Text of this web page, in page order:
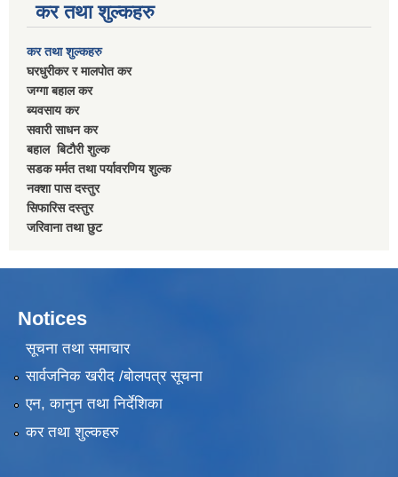
कर तथा शुल्कहरु
कर तथा शुल्कहरु
घरधुरीकर र मालपाेत कर
जग्गा बहाल कर
ब्यवसाय कर
सवारी साधन कर
बहाल बिटाैरी शुल्क
सडक मर्मत तथा पर्यावरणिय शुल्क
नक्शा पास दस्तुर
सिफारिस दस्तुर
जरिवाना तथा छुट
Notices
सूचना तथा समाचार
सार्वजनिक खरीद /बोलपत्र सूचना
एन, कानुन तथा निर्देशिका
कर तथा शुल्कहरु